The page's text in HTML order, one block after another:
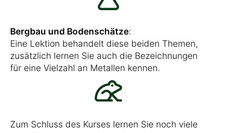
Bergbau und Bodenschätze:
Eine Lektion behandelt diese beiden Themen,
zusätzlich lernen Sie auch die Bezeichnungen
für eine Vielzahl an Metallen kennen.
Zum Schluss des Kurses lernen Sie noch viele